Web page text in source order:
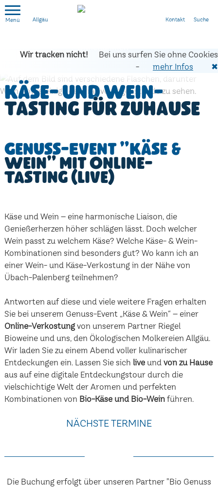
Allgäu
Wir tracken nicht!
Bei uns surfen Sie ohne Cookies
-
mehr Infos ✖
Käse- und Wein-
Tasting für zuhause
Genuss-Event "Käse &
Wein" mit Online-
Tasting (live)
Käse und Wein – eine harmonische Liaison, die
Genießerherzen höher schlägen lässt. Doch welcher
Wein passt zu welchem Käse? Welche Käse- & Wein-
Kombinationen sind besonders gut? Wo kann ich an
einer Wein- und Käse-Verkostung in der Nähe von
Übach-Palenberg teilnehmen?
Antworten auf diese und viele weitere Fragen erhalten
Sie bei unserem Genuss-Event „Käse & Wein“ – einer
Online-Verkostungvon unserem Partner Riegel
Bioweine und uns, den Ökologischen Molkereien Allgäu.
Wir laden Sie zu einem Abend voller kulinarischer
Entdeckungen ein. Lassen Sie sich live und von zu Hause
aus auf eine digitale Entdeckungstour durch die
vielschichtige Welt der Aromen und perfekten
Kombinationen von Bio-Käse und Bio-Weinführen.
NÄCHSTE TERMINE
Die Buchung erfolgt über unseren Partner "Bio Genuss